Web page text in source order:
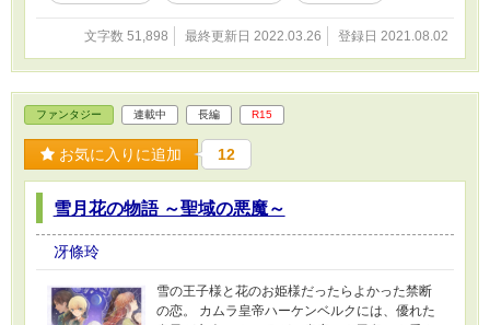
文字数 51,898 最終更新日 2022.03.26 登録日 2021.08.02
ファンタジー 連載中 長編 R15
お気に入りに追加 12
雪月花の物語 ～聖域の悪魔～
冴條玲
雪の王子様と花のお姫様だったらよかった禁断
の恋。 カムラ皇帝ハーケンベルクには、優れた